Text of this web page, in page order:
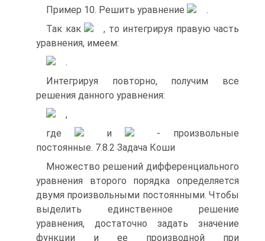
Пример 10. Решить уравнение
.
Так как
, то интегрируя правую часть
уравнения, имеем:
.
Интегрируя повторно, получим все
решения данного уравнения:
,
где
и
‑ произвольные
постоянные. 7.8.2 Задача Коши
Множество решений дифференциального
уравнения второго порядка определяется
двумя произвольными постоянными. Чтобы
выделить единственное решение
уравнения, достаточно задать значение
функции и ее производной при